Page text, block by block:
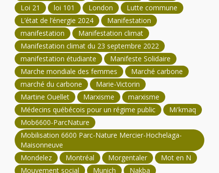
Loi 21
loi 101 London
Lutte commune
L’état de l’énergie 2024
Manifestation
manifestation
Manifestation climat
Manifestation climat du 23 septembre 2022
manifestation étudiante
Manifeste Solidaire
Marche mondiale des femmes
Marché carbone
marché du carbone
Marie-Victorin
Martine Ouellet
Marxisme
marxisme
Médecins québécois pour un régime public
Mi'kmaq
Mob6600-ParcNature
Mobilisation 6600 Parc-Nature Mercier-Hochelaga-
Maisonneuve
Mondelez
Montréal Morgentaler
Mot en N
Mouvement social
Munich
Nakba